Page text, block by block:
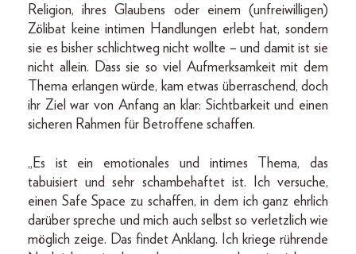
Religion, ihres Glaubens oder einem (unfreiwilligen)
Zölibat keine intimen Handlungen erlebt hat, sondern
sie es bisher schlichtweg nicht wollte – und damit ist sie
nicht allein. Dass sie so viel Aufmerksamkeit mit dem
Thema erlangen würde, kam etwas überraschend, doch
ihr Ziel war von Anfang an klar: Sichtbarkeit und einen
sicheren Rahmen für Betroffene schaffen.
„Es ist ein emotionales und intimes Thema, das
tabuisiert und sehr schambehaftet ist. Ich versuche,
einen Safe Space zu schaffen, in dem ich ganz ehrlich
darüber spreche und mich auch selbst so verletzlich wie
möglich zeige. Das findet Anklang. Ich kriege rührende